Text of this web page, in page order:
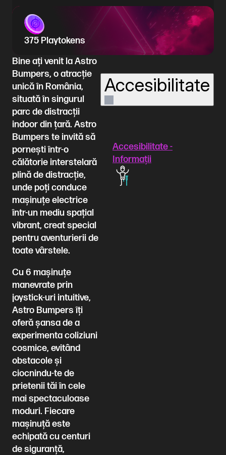
375 Playtokens
Bine ați venit la Astro
Bumpers, o atracție
unică în România,
situată în singurul
parc de distracții
indoor din țară. Astro
Bumpers te invită să
pornești într-o
călătorie interstelară
plină de distracție,
unde poți conduce
mașinuțe electrice
într-un mediu spațial
vibrant, creat special
pentru aventurierii de
toate vârstele.
Cu 6 mașinuțe
manevrate prin
joystick-uri intuitive,
Astro Bumpers îți
oferă șansa de a
experimenta coliziuni
cosmice, evitând
obstacole și
ciocnindu-te de
prietenii tăi în cele
mai spectaculoase
moduri. Fiecare
mașinuță este
echipată cu centuri
de siguranță,
Accesibilitate
Accesibilitate -
Informații